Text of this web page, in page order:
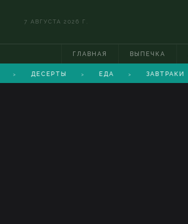
7 АВГУСТА 2026 Г.
ГЛАВНАЯ ВЫПЕЧКА
> ДЕСЕРТЫ > ЕДА > ЗАВТРАКИ